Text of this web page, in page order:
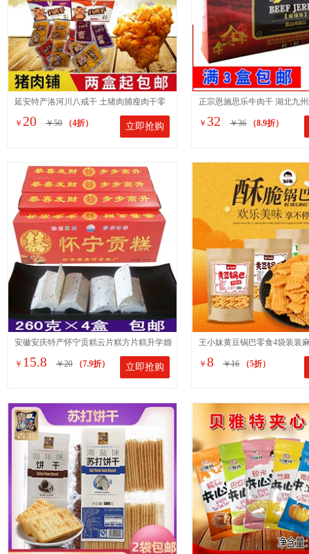
延安特产洛河川八戒干 土猪肉脯瘦肉干零
食 一盒12g*20袋开袋即食
￥ 20 ￥50 （4折） 立即抢购
正宗恩施思乐牛肉干 湖北九
克麻辣味 特产小吃零食
￥ 32 ￥36 （8.9折）
安徽安庆特产怀宁贡糕云片糕方片糕升学婚
庆乔迁喜糕点260克*6盒
￥ 15.8 ￥20 （7.9折） 立即抢购
王小妹黄豆锅巴零食4袋装装
式怀旧小吃休闲食品310g
￥ 8 ￥16 （5折）